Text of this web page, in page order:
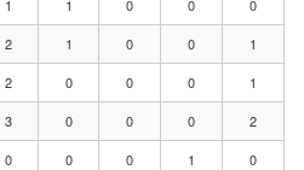
1 1 0 0
0
2 1 0 0
1
2 0 0 0
1
3 0 0 0
2
0 0 0 1
0